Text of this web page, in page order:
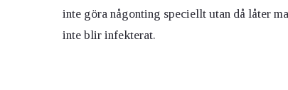
inte göra någonting speciellt utan då låter
inte blir infekterat.